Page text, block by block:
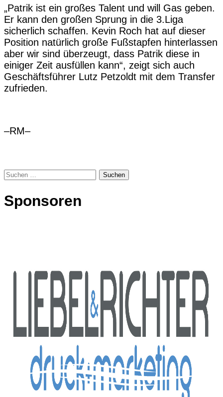
„Patrik ist ein großes Talent und will Gas geben.
Er kann den großen Sprung in die 3.Liga
sicherlich schaffen. Kevin Roch hat auf dieser
Position natürlich große Fußstapfen hinterlassen
aber wir sind überzeugt, dass Patrik diese in
einiger Zeit ausfüllen kann“, zeigt sich auch
Geschäftsführer Lutz Petzoldt mit dem Transfer
zufrieden.
–RM–
Suchen
Sponsoren